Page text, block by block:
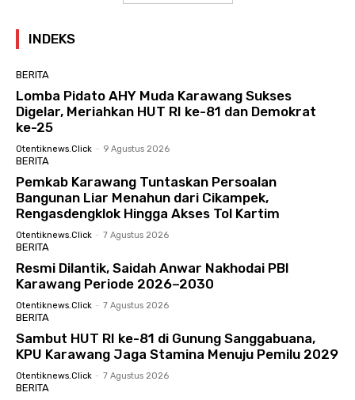
INDEKS
BERITA
Lomba Pidato AHY Muda Karawang Sukses
Digelar, Meriahkan HUT RI ke-81 dan Demokrat
ke-25
Otentiknews.click - 9 Agustus 2026
BERITA
Pemkab Karawang Tuntaskan Persoalan
Bangunan Liar Menahun dari Cikampek,
Rengasdengklok Hingga Akses Tol Kartim
Otentiknews.click - 7 Agustus 2026
BERITA
Resmi Dilantik, Saidah Anwar Nakhodai PBI
Karawang Periode 2026–2030
Otentiknews.click - 7 Agustus 2026
BERITA
Sambut HUT RI ke-81 di Gunung Sanggabuana,
KPU Karawang Jaga Stamina Menuju Pemilu 2029
Otentiknews.click - 7 Agustus 2026
BERITA